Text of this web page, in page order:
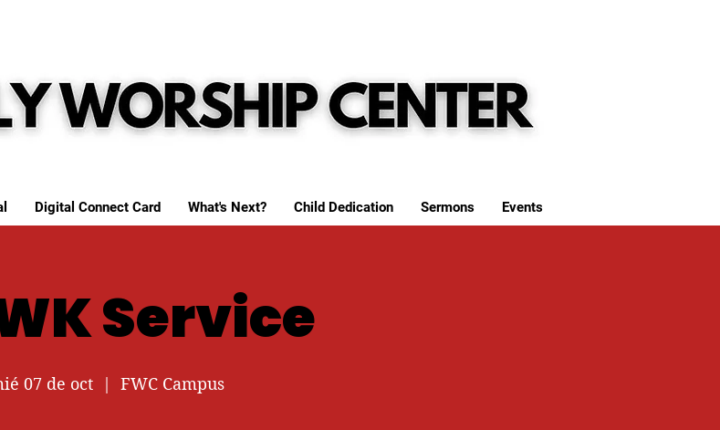
Digital Connect Card What's Next? Child Dedication Sermons Events
Service
07 de oct FWC Campus